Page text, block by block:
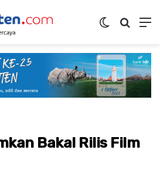
Switch skin
Bakal Rilis Film